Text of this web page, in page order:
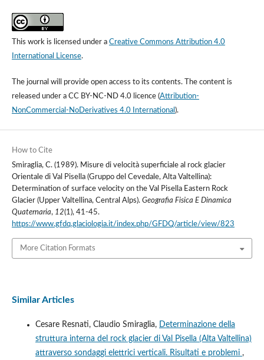
This work is licensed under a Creative Commons Attribution 4.0
International License.
The journal will provide open access to its contents.The content is
released under a CC BY-NC-ND 4.0 licence(Attribution-
NonCommercial-NoDerivatives 4.0 International ).
How to Cite
Smiraglia, C. (1989). Misure di velocità superficiale al rock glacier
Orientale di Val Pisella (Gruppo del Cevedale, Alta Valtellina):
Determination of surface velocity on the Val Pisella Eastern Rock
Glacier (Upper Valtellina, Central Alps). Geografia Fisica E Dinamica
Quaternaria, 12(1), 41-45.
https://www.gfdq.glaciologia.it/index.php/GFDQ/article/view/823
More Citation Formats
Similar Articles
Cesare Resnati, Claudio Smiraglia,
Determinazione della
struttura interna del rock glacier di Val Pisella (Alta Valtellina)
attraverso sondaggi elettrici verticali. Risultati e problemi ,